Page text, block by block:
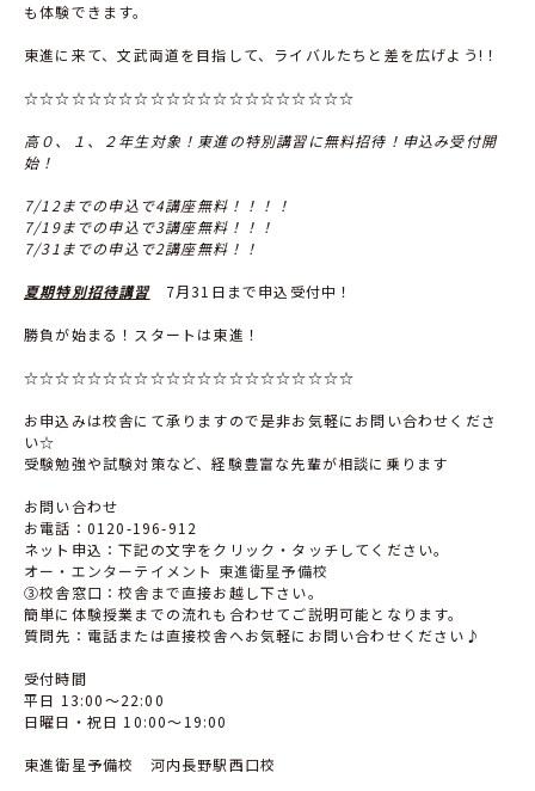
も体験できます。
東進に来て、文武両道を目指して、ライバルたちと差を広げよう!！
☆☆☆☆☆☆☆☆☆☆☆☆☆☆☆☆☆☆☆☆☆
高０、１、２年生対象！東進の特別講習に無料招待！申込み受付開
始！
7/12までの申込で4講座無料！！！！
7/19までの申込で3講座無料！！！
7/31までの申込で2講座無料！！
夏期特別招待講習7月31日まで申込受付中！
勝負が始まる！スタートは東進！
☆☆☆☆☆☆☆☆☆☆☆☆☆☆☆☆☆☆☆☆☆
お申込みは校舎にて承りますので是非お気軽にお問い合わせくださ
い☆
受験勉強や試験対策など、経験豊富な先輩が相談に乗ります
お問い合わせ
お電話：0120-196-912
ネット申込：下記の文字をクリック・タッチしてください。
オー・エンターテイメント 東進衛星予備校
③校舎窓口：校舎まで直接お越し下さい。
簡単に体験授業までの流れも合わせてご説明可能となります。
質問先：電話または直接校舎へお気軽にお問い合わせください♪
受付時間
平日 13:00〜22:00
日曜日・祝日 10:00〜19:00
東進衛星予備校 河内長野駅西口校